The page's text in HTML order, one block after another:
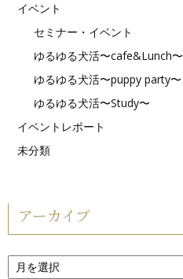
イベント
セミナー・イベント
ゆるゆる犬活〜cafe&Lunch〜
ゆるゆる犬活〜puppy party〜
ゆるゆる犬活〜Study〜
イベントレポート
未分類
アーカイブ
ア
ー